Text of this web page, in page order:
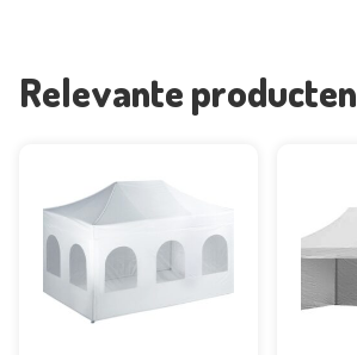
Relevante producten